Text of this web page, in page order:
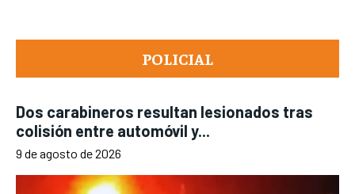
POLICIAL
Dos carabineros resultan lesionados tras
colisión entre automóvil y...
9 de agosto de 2026